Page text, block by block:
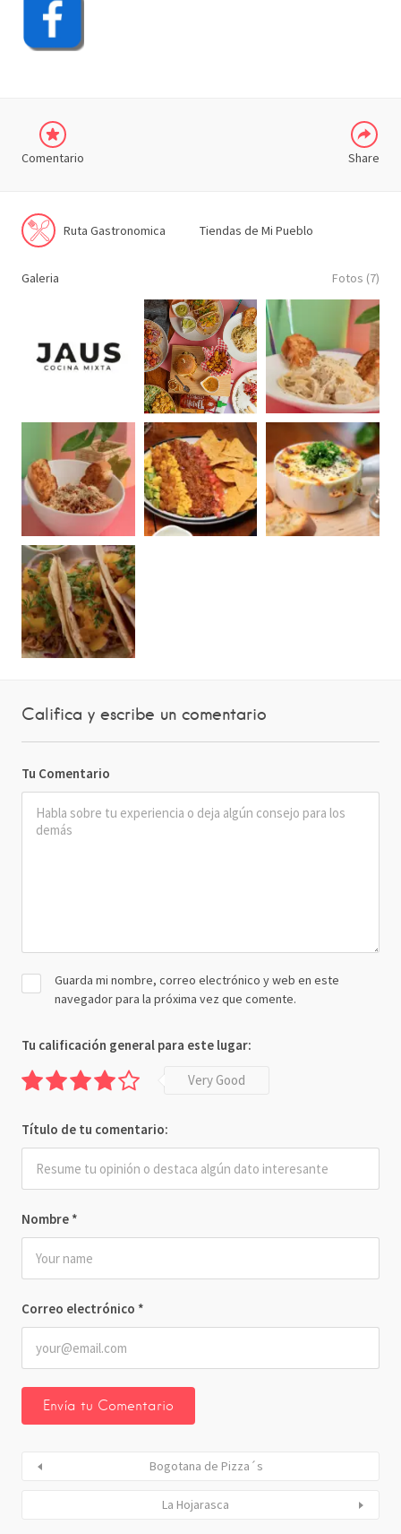
Comentario Share
Ruta Gastronomica Tiendas de Mi Pueblo
Galeria Fotos (7)
Califica y escribe un comentario
Tu Comentario
Nombre *
Correo electrónico *
Guarda mi nombre, correo electrónico y web en este
navegador para la próxima vez que comente.
Tu calificación general para este lugar:
Very Good
Título de tu comentario:
Bogotana de Pizza´s
La Hojarasca